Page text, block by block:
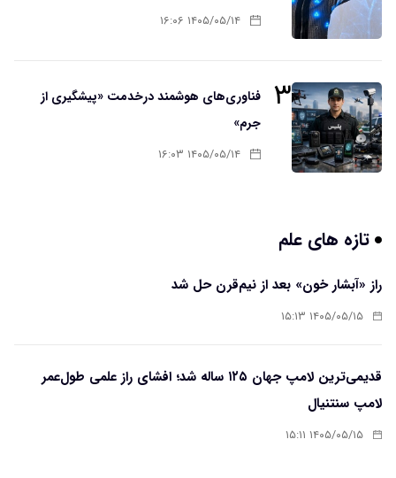
۱۴۰۵/۰۵/۱۴ ۱۶:۰۶
۳
فناوری‌های هوشمند درخدمت «پیشگیری از
جرم»
۱۴۰۵/۰۵/۱۴ ۱۶:۰۳
تازه های علم
راز «آبشار خون» بعد از نیم‌قرن حل شد
۱۴۰۵/۰۵/۱۵ ۱۵:۱۳
قدیمی‌ترین لامپ جهان ۱۲۵ ساله شد؛ افشای راز علمی طول‌عمر
لامپ سنتنیال
۱۴۰۵/۰۵/۱۵ ۱۵:۱۱